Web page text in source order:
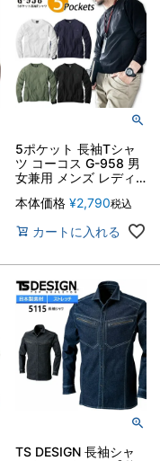
5ポケット 長袖Tシャ
ツ コーコス G-958 男
女兼用 メンズ レディ
ォーム 作業服 作業着
本体価格 ¥2,790税込
カートに入れる
TS DESIGN 長袖シャ